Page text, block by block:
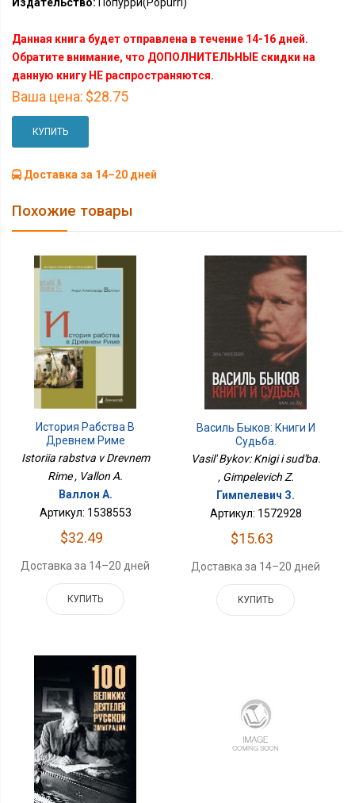
Данная книга будет отправлена в течение 14-16 дней.
Обратите внимание, что ДОПОЛНИТЕЛЬНЫЕ скидки на
данную книгу НЕ распространяются.
Ваша цена: $28.75
КУПИТЬ
Доставка за 14–20 дней
Похожие товары
История Рабства В
Древнем Риме
Istoriia rabstva v Drevnem
Rime , Vallon A.
Валлон А.
Артикул: 1538553
$32.49
Доставка за 14–20 дней
КУПИТЬ
Василь Быков: Книги И
Судьба.
Vasil' Bykov: Knigi i sud'ba.
, Gimpelevich Z.
Гимпелевич З.
Артикул: 1572928
$15.63
Доставка за 14–20 дней
КУПИТЬ